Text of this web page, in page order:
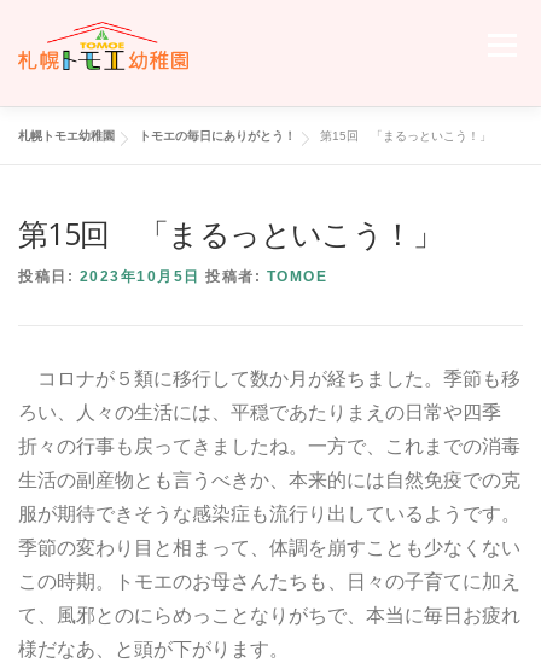
ツ
トモエについて トモエの日々
交通案内 お問い合わせ トモエメンバーサイトへ
札幌トモエ幼稚園 トモエの毎日にありがとう！ 第15回 「まるっといこう！」
第15回 「まるっといこう！」
投稿日: 2023年10月5日 投稿者: TOMOE
コロナが５類に移行して数か月が経ちました。季節も移
ろい、人々の生活には、平穏であたりまえの日常や四季
折々の行事も戻ってきましたね。一方で、これまでの消毒
生活の副産物とも言うべきか、本来的には自然免疫での克
服が期待できそうな感染症も流行り出しているようです。
季節の変わり目と相まって、体調を崩すことも少なくない
この時期。トモエのお母さんたちも、日々の子育てに加え
て、風邪とのにらめっことなりがちで、本当に毎日お疲れ
様だなあ、と頭が下がります。